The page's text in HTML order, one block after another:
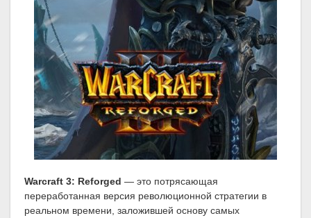
Warcraft 3: Reforged — это потрясающая
переработанная версия революционной стратегии в
реальном времени, заложившей основу самых